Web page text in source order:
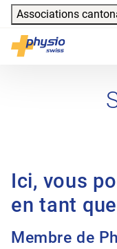
Header
Associations
Physioswiss
Navigation
Ici, vous
en tant que
Membre de